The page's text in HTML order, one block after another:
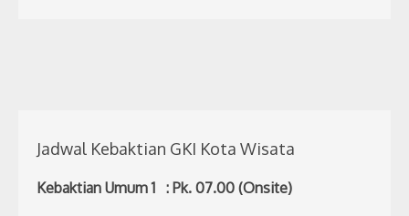
Jadwal Kebaktian GKI Kota Wisata
Kebaktian Umum 1 : Pk. 07.00 (Onsite)